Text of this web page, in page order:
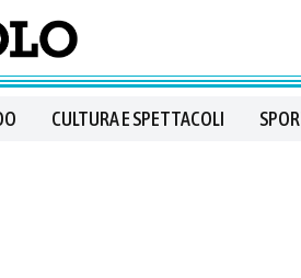
CULTURA E SPETTACOLI